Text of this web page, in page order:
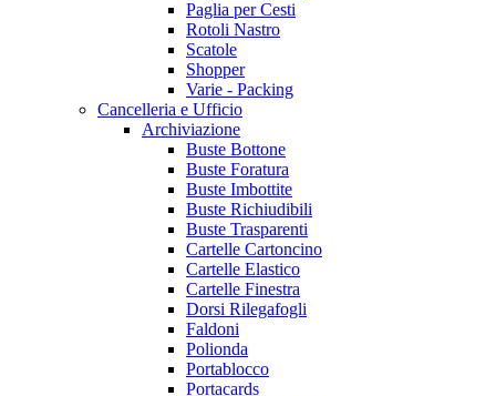
Paglia per Cesti
Rotoli Nastro
Scatole
Shopper
Varie - Packing
Cancelleria e Ufficio
Archiviazione
Buste Bottone
Buste Foratura
Buste Imbottite
Buste Richiudibili
Buste Trasparenti
Cartelle Cartoncino
Cartelle Elastico
Cartelle Finestra
Dorsi Rilegafogli
Faldoni
Polionda
Portablocco
Portacards